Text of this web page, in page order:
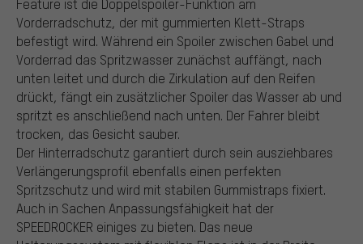
Vorderradschutz, der mit gummierten Klett-Straps
befestigt wird. Während ein Spoiler zwischen Gabel und
Vorderrad das Spritzwasser zunächst auffängt, nach
unten leitet und durch die Zirkulation auf den Reifen
drückt, fängt ein zusätzlicher Spoiler das Wasser ab und
spritzt es anschließend nach unten. Der Fahrer bleibt
trocken, das Gesicht sauber.
Der Hinterradschutz garantiert durch sein ausziehbares
Verlängerungsprofil ebenfalls einen perfekten
Spritzschutz und wird mit stabilen Gummistraps fixiert.
Auch in Sachen Anpassungsfähigkeit hat der
SPEEDROCKER einiges zu bieten. Das neue